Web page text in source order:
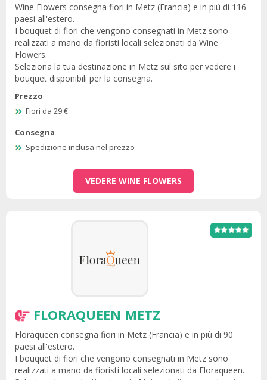
Wine Flowers consegna fiori in Metz (Francia) e in più di 116
paesi all'estero.
I bouquet di fiori che vengono consegnati in Metz sono
realizzati a mano da fioristi locali selezionati da Wine
Flowers.
Seleziona la tua destinazione in Metz sul sito per vedere i
bouquet disponibili per la consegna.
Prezzo
Fiori da 29 €
Consegna
Spedizione inclusa nel prezzo
VEDERE WINE FLOWERS
FLORAQUEEN METZ
Floraqueen consegna fiori in Metz (Francia) e in più di 90
paesi all'estero.
I bouquet di fiori che vengono consegnati in Metz sono
realizzati a mano da fioristi locali selezionati da Floraqueen.